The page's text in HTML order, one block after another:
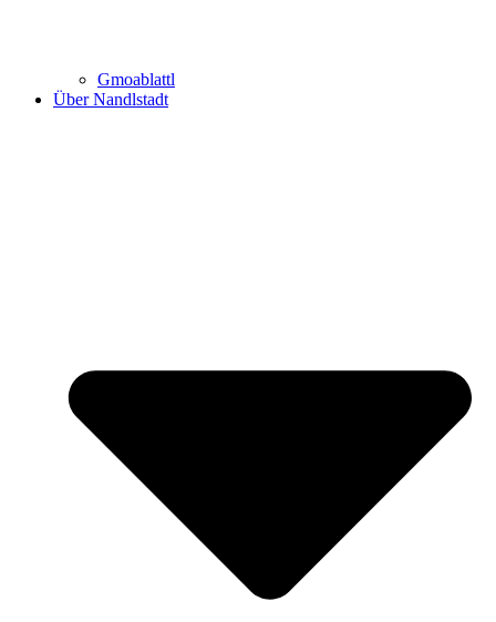
Gmoablattl
Über Nandlstadt